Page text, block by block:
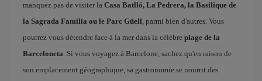
manquez pas de visiter la Casa Batlló, La Pedrera, la Basilique de
la Sagrada Familia ou le Parc Güell, parmi bien d'autres. Vous
pourrez vous détendre face à la mer dans la célèbre plage de la
Barceloneta. Si vous voyagez à Barcelone, sachez qu'en raison de
son emplacement géographique, sa gastronomie se nourrit des